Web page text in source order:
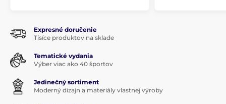
Expresné doručenie
Tisíce produktov na sklade
Tematické vydania
Výber viac ako 40 športov
Jedinečný sortiment
Moderný dizajn a materiály vlastnej výroby